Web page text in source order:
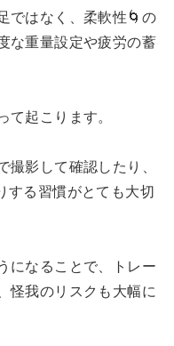
ではなく、柔軟性🌀の
な重量設定や疲労の蓄
起こります。
影して確認したり、
する習慣がとても大切
になることで、トレー
怪我のリスクも大幅に